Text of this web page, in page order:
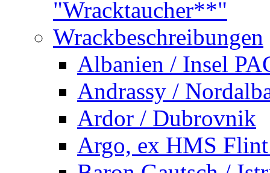
"Wracktaucher**"
Wrackbeschreibungen
Albanien / Insel
Andrassy /
Ardor / Dubrovnik
Argo, ex HMS